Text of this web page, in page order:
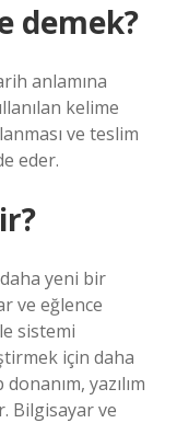
demek?
anlamına
kelime
ve teslim
eder.
yeni bir
ve eğlence
sistemi
için daha
yazılım
Bilgisayar ve